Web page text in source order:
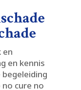
en
en kennis
cure no